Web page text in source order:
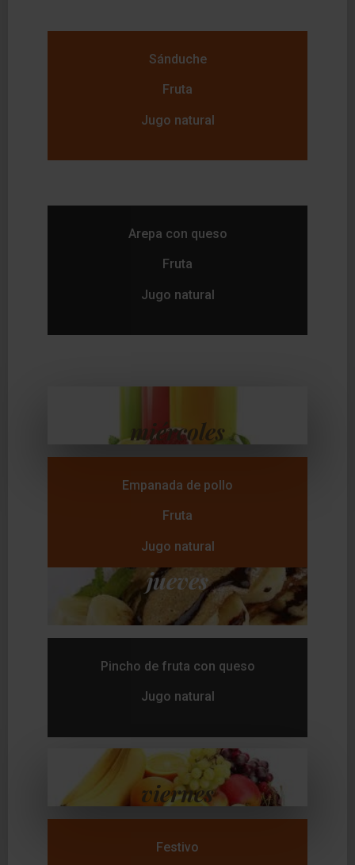
Sánduche
Fruta
Jugo natural
Arepa con queso
Fruta
Jugo natural
miércoles
Empanada de pollo
Fruta
Jugo natural
jueves
Pincho de fruta con queso
Jugo natural
viernes
Festivo